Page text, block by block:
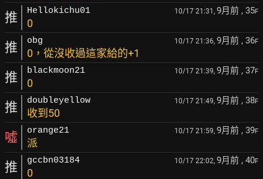
推 Hellokichu01 10/17 21:31, 9月前 , 35F
0
推 obg 10/17 21:36, 9月前 , 36F
0，從沒收過這家給的+1
推 blackmoon21 10/17 21:39, 9月前 , 37F
0
推 doubleyellow 10/17 21:49, 9月前 , 38F
收到50
噓 orange21 10/17 21:59, 9月前 , 39F
派
推 gccbn03184 10/17 22:02, 9月前 , 40F
0